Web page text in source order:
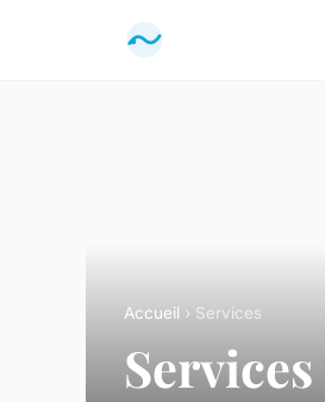
Accueil › Services
Services